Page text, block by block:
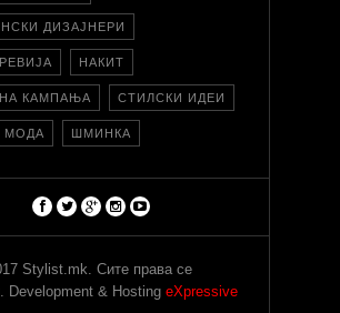
ДИЗАЈНЕРИ
НАКИТ
КАМПАЊА СТИЛСКИ ИДЕИ
МОДА ШМИНКА
Stylist.mk. Сите права се
Development & Hosting eXpressive